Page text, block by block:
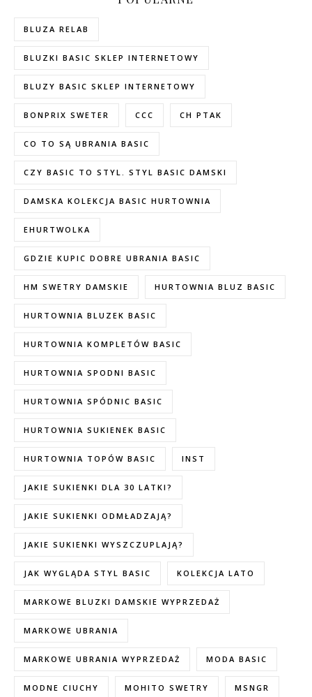
BLUZA RELAB
BLUZKI BASIC SKLEP INTERNETOWY
BLUZY BASIC SKLEP INTERNETOWY
BONPRIX SWETER CCC CH PTAK
CO TO SĄ UBRANIA BASIC
CZY BASIC TO STYL. STYL BASIC DAMSKI
DAMSKA KOLEKCJA BASIC HURTOWNIA
EHURTWOLKA
GDZIE KUPIC DOBRE UBRANIA BASIC
HM SWETRY DAMSKIE HURTOWNIA BLUZ BASIC
HURTOWNIA BLUZEK BASIC
HURTOWNIA KOMPLETÓW BASIC
HURTOWNIA SPODNI BASIC
HURTOWNIA SPÓDNIC BASIC
HURTOWNIA SUKIENEK BASIC
HURTOWNIA TOPÓW BASIC INST
JAKIE SUKIENKI DLA 30 LATKI?
JAKIE SUKIENKI ODMŁADZAJĄ?
JAKIE SUKIENKI WYSZCZUPLAJĄ?
JAK WYGLĄDA STYL BASIC KOLEKCJA LATO
MARKOWE BLUZKI DAMSKIE WYPRZEDAŻ
MARKOWE UBRANIA
MARKOWE UBRANIA WYPRZEDAŻ MODA BASIC
MODNE CIUCHY MOHITO SWETRY MSNGR